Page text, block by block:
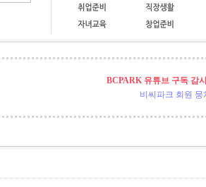
BCPARK 유튜브 구독 감
비씨파크 회원 뭉